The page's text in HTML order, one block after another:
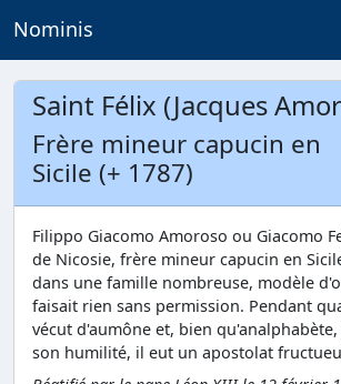
Nominis
Saint Félix (Jacques
Frère mineur capucin en
Sicile (+ 1787)
Filippo Giacomo Amoroso ou Giacomo
de Nicosie, frère mineur capucin en
dans une famille nombreuse, modèle
faisait rien sans permission. Pendant
vécut d'aumône et, bien
son humilité, il eut un apostolat